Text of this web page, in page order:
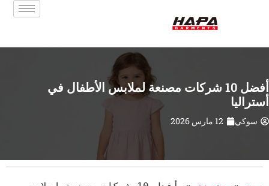
أفضل 10 شركات مصنعة لملابس الأطفال في
أستراليا
سوكي 12 مارس 2026